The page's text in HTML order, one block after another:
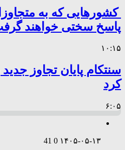
کشورهایی که به
پاسخ سختی خواهند
۱۰:۱۵
سنتکام پایان تجاوز جدید
کرد
۶:۰۵
۱۴۰۵-۰۵-۱۳ 0
41